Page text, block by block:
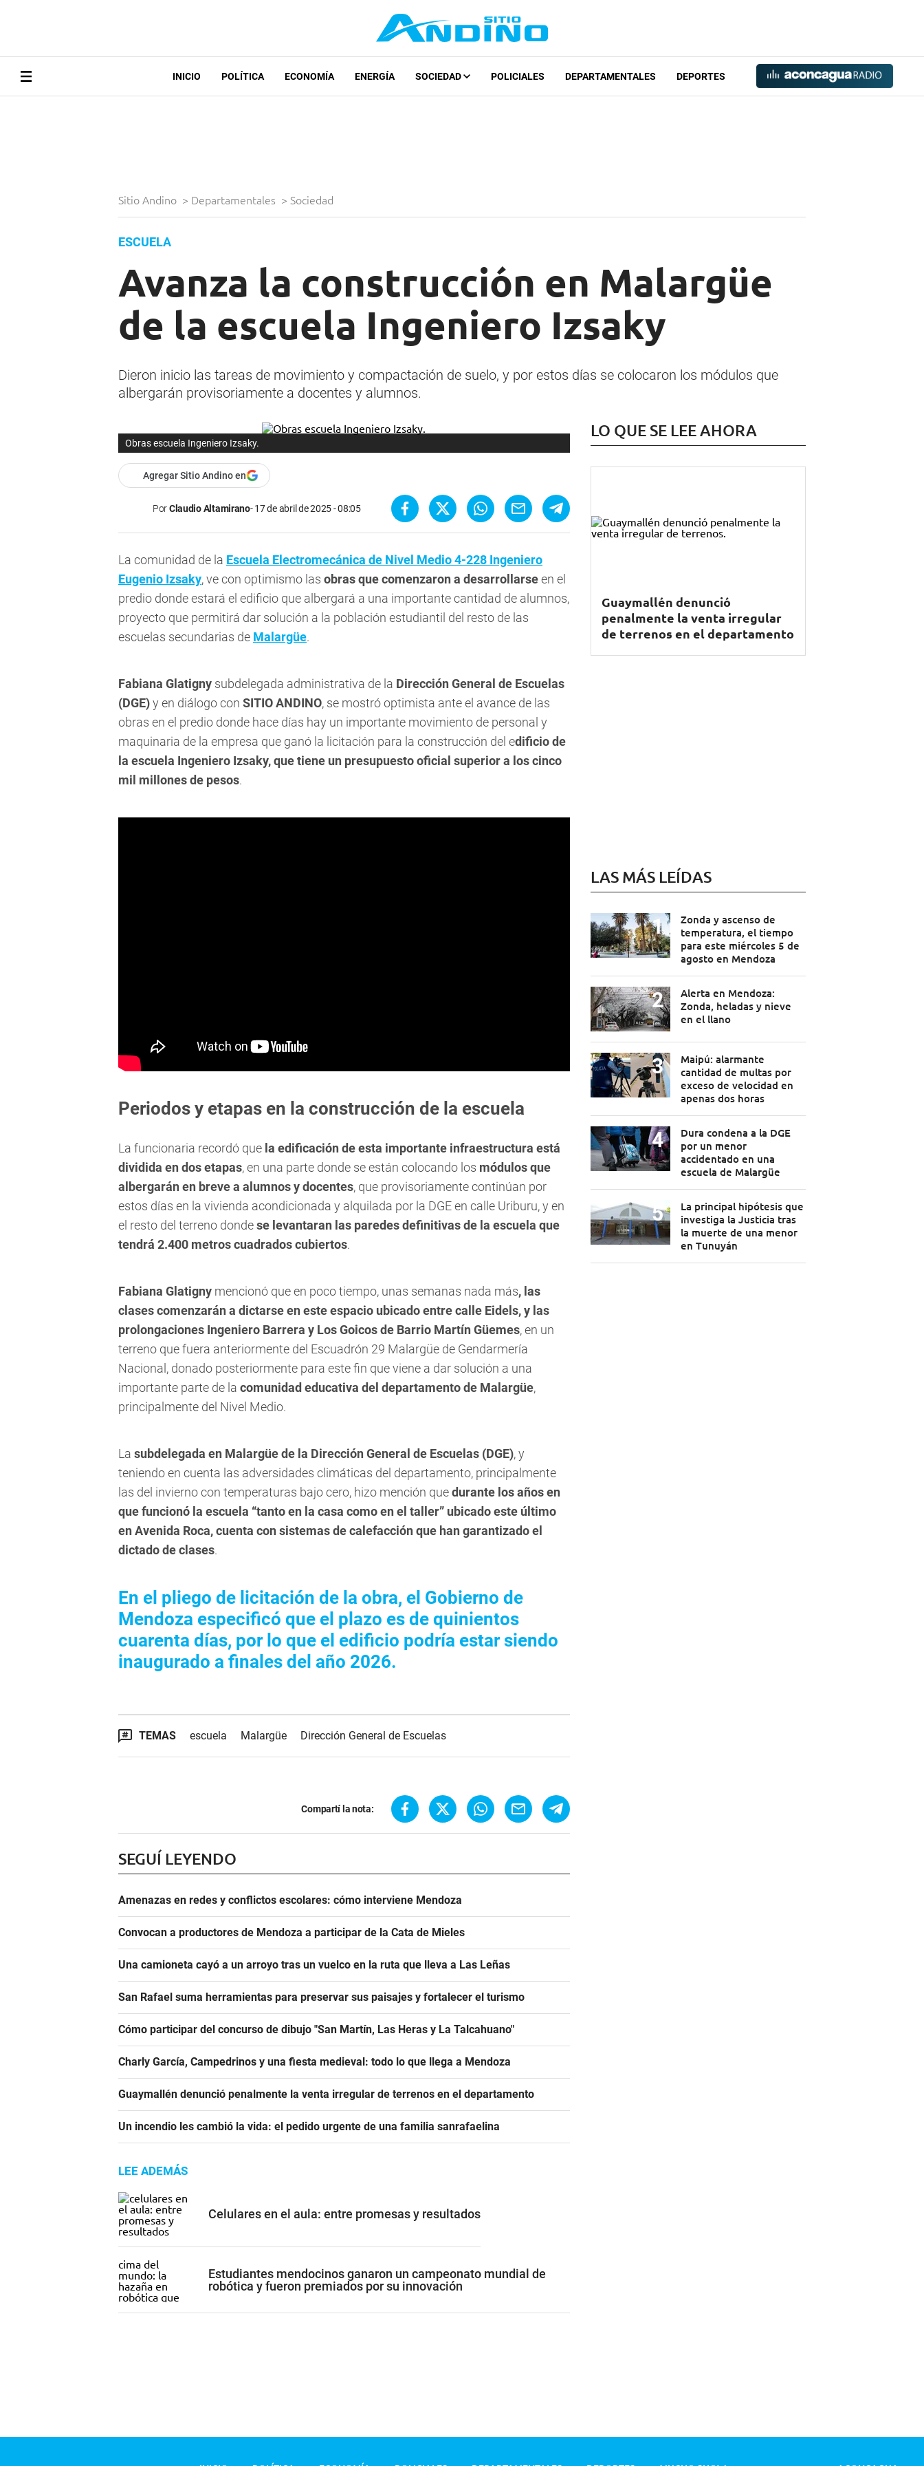
INICIO POLÍTICA ECONOMÍA ENERGÍA SOCIEDAD POLICIALES DEPARTAMENTALES DEPORTES
Sitio Andino > Departamentales > Sociedad
ESCUELA
Avanza la construcción en Malargüe
de la escuela Ingeniero Izsaky
Dieron inicio las tareas de movimiento y compactación de suelo, y por estos días se colocaron los módulos que
albergarán provisoriamente a docentes y alumnos.
Obras escuela Ingeniero Izsaky.
Agregar Sitio Andino en
PorClaudio Altamirano 17 de abril de 2025 - 08:05
La comunidad de la Escuela Electromecánica de Nivel Medio 4-228 Ingeniero
Eugenio Izsaky, ve con optimismo las obras que comenzaron a desarrollarseen el
predio donde estará el edificio que albergará a una importante cantidad de alumnos,
proyecto que permitirá dar solución a la población estudiantil del resto de las
escuelas secundarias de Malargüe.
Fabiana Glatigny subdelegada administrativa de la Dirección General de Escuelas
(DGE)y en diálogo con SITIO ANDINO, se mostró optimista ante el avance de las
obras en el predio donde hace días hay un importante movimiento de personal y
maquinaria de la empresa que ganó la licitación para la construcción del edificio de
la escuela Ingeniero Izsaky, que tiene un presupuesto oficial superior a los cinco
mil millones de pesos.
Periodos y etapas en la construcción de la escuela
La funcionaria recordó que la edificación de esta importante infraestructura está
dividida en dos etapas, en una parte donde se están colocando los módulos que
albergarán en breve a alumnos y docentes, que provisoriamente continúan por
estos días en la vivienda acondicionada y alquilada por la DGE en calle Uriburu, y en
el resto del terreno dondese levantaran las paredes definitivas de la escuela que
tendrá 2.400 metros cuadrados cubiertos.
Fabiana Glatigny mencionó que en poco tiempo, unas semanas nada más, las
clases comenzarán a dictarse en este espacio ubicado entre calle Eidels, y las
prolongaciones Ingeniero Barrera y Los Goicos de Barrio Martín Güemes, en un
terreno que fuera anteriormente del Escuadrón 29 Malargüe de Gendarmería
Nacional, donado posteriormente para este fin que viene a dar solución a una
importante parte de la comunidad educativa del departamento de Malargüe,
principalmente del Nivel Medio.
La subdelegada en Malargüe de la Dirección General de Escuelas (DGE), y
teniendo en cuenta las adversidades climáticas del departamento, principalmente
las del invierno con temperaturas bajo cero, hizo mención quedurante los años en
que funcionó la escuela “tanto en la casa como en el taller” ubicado este último
en Avenida Roca, cuenta con sistemas de calefacción que han garantizado el
dictado de clases.
En el pliego de licitación de la obra, el Gobierno de
Mendoza especificó que el plazo es de quinientos
cuarenta días, por lo que el edificio podría estar siendo
inaugurado a finales del año 2026.
TEMAS escuela Malargüe Dirección General de Escuelas
Compartí la nota:
SEGUÍ LEYENDO
Amenazas en redes y conflictos escolares: cómo interviene Mendoza
Convocan a productores de Mendoza a participar de la Cata de Mieles
Una camioneta cayó a un arroyo tras un vuelco en la ruta que lleva a Las Leñas
San Rafael suma herramientas para preservar sus paisajes y fortalecer el turismo
Cómo participar del concurso de dibujo "San Martín, Las Heras y La Talcahuano"
Charly García, Campedrinos y una fiesta medieval: todo lo que llega a Mendoza
Guaymallén denunció penalmente la venta irregular de terrenos en el departamento
Un incendio les cambió la vida: el pedido urgente de una familia sanrafaelina
LEE ADEMÁS
Celulares en el aula: entre promesas y resultados
Estudiantes mendocinos ganaron un campeonato mundial de
robótica y fueron premiados por su innovación
LO QUE SE LEE AHORA
Guaymallén denunció
penalmente la venta irregular
de terrenos en el departamento
LAS MÁS LEÍDAS
Zonda y ascenso de
temperatura, el tiempo
para este miércoles 5 de
agosto en Mendoza
Alerta en Mendoza:
Zonda, heladas y nieve
en el llano
Maipú: alarmante
cantidad de multas por
exceso de velocidad en
apenas dos horas
Dura condena a la DGE
por un menor
accidentado en una
escuela de Malargüe
La principal hipótesis que
investiga la Justicia tras
la muerte de una menor
en Tunuyán